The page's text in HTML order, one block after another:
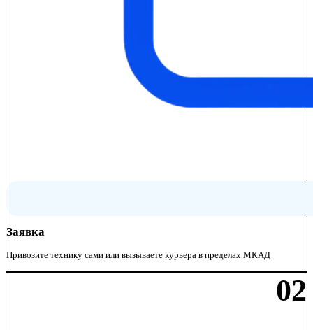
Заявка
Привозите технику сами или вызываете курьера в пределах МКАД
02